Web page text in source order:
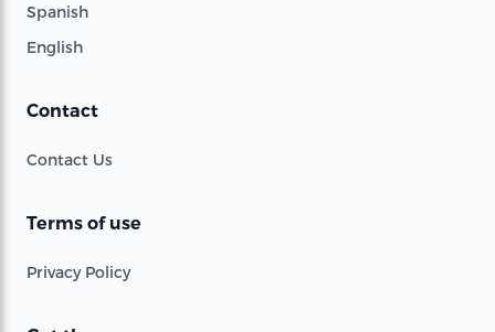
Spanish
English
Contact
Contact Us
Terms of use
Privacy Policy